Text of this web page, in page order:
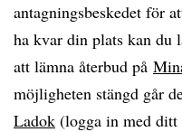
antagningsbeskedet för
ha kvar din plats kan du
att lämna återbud på
möjligheten stängd går
Ladok (logga in med